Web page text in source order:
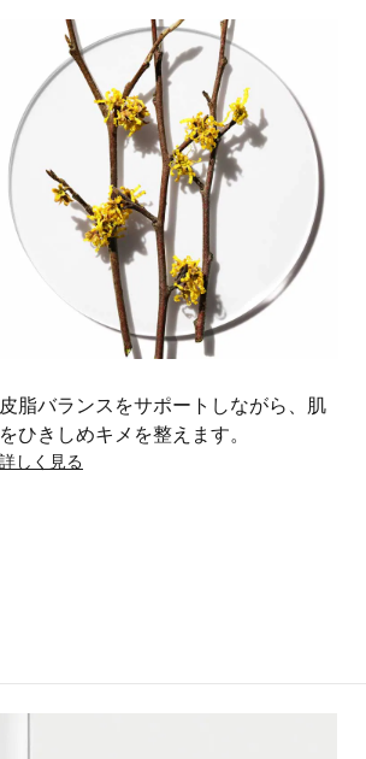
皮脂バランスをサポートしながら、肌
をひきしめキメを整えます。
詳しく見る